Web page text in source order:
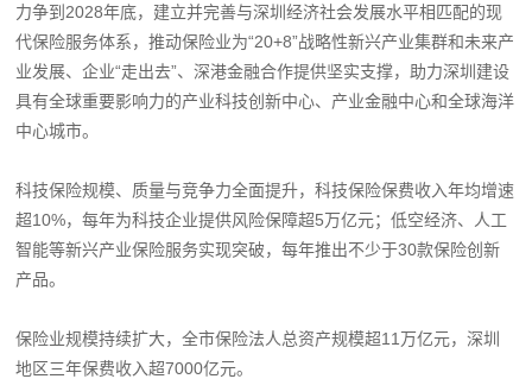
力争到2028年底，建立并完善与深圳经济社会发展水平相匹配的现
代保险服务体系，推动保险业为“20+8”战略性新兴产业集群和未来产
业发展、企业“走出去”、深港金融合作提供坚实支撑，助力深圳建设
具有全球重要影响力的产业科技创新中心、产业金融中心和全球海洋
中心城市。
科技保险规模、质量与竞争力全面提升，科技保险保费收入年均增速
超10%，每年为科技企业提供风险保障超5万亿元；低空经济、人工
智能等新兴产业保险服务实现突破，每年推出不少于30款保险创新
产品。
保险业规模持续扩大，全市保险法人总资产规模超11万亿元，深圳
地区三年保费收入超7000亿元。